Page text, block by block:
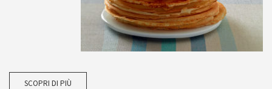
SCOPRI DI PIÙ